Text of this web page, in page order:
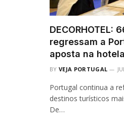
DECORHOTEL:
regressam a
aposta na
BY VEJA PORTUGAL
Portugal continua a
destinos turísticos
De…